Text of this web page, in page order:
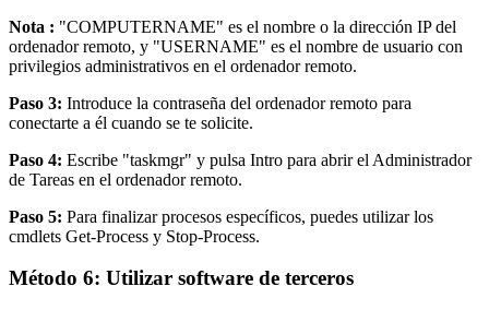
Nota : "COMPUTERNAME" es el nombre o la dirección IP del
ordenador remoto, y "USERNAME" es el nombre de usuario con
privilegios administrativos en el ordenador remoto.
Paso 3: Introduce la contraseña del ordenador remoto para
conectarte a él cuando se te solicite.
Paso 4: Escribe "taskmgr" y pulsa Intro para abrir el Administrador
de Tareas en el ordenador remoto.
Paso 5: Para finalizar procesos específicos, puedes utilizar los
cmdlets Get-Process y Stop-Process.
Método 6: Utilizar software de terceros